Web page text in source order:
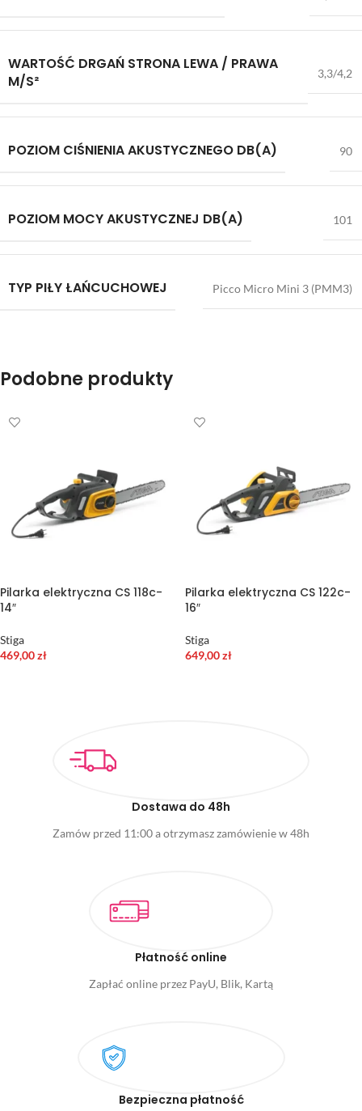
WARTOŚĆ DRGAŃ STRONA LEWA / PRAWA
M/S²
3,3/4,2
POZIOM CIŚNIENIA AKUSTYCZNEGO DB(A) 90
POZIOM MOCY AKUSTYCZNEJ DB(A) 101
TYP PIŁY ŁAŃCUCHOWEJ Picco Micro Mini 3 (PMM3)
Podobne produkty
Pilarka elektryczna CS 118c-
14″
Stiga
469,00zł
Pilarka elektryczna CS 122c-
16″
Stiga
649,00zł
Dostawa do 48h
Zamów przed 11:00 a otrzymasz zamówienie w 48h
Płatność online
Zapłać online przez PayU, Blik, Kartą
Bezpieczna płatność